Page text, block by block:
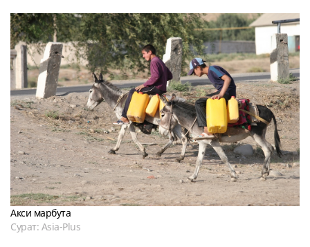
Акси марбута
Сурат: Asia-Plus